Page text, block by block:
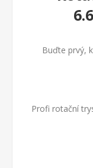
Buďte prvý,
Profi rotační